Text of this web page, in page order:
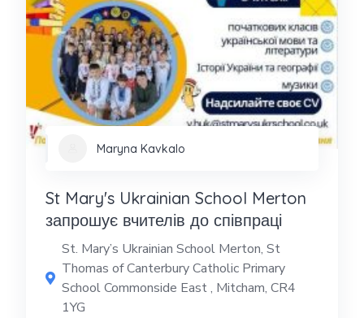
Maryna Kavkalo
St Mary's Ukrainian School Merton
запрошує вчителів до співпраці
St. Mary’s Ukrainian School Merton, St
Thomas of Canterbury Catholic Primary
School Commonside East , Mitcham, CR4
1YG